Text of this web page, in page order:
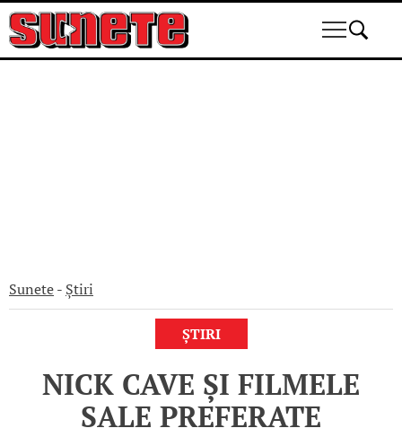
Sunete- Știri
ȘTIRI
NICK CAVE ȘI FILMELE
SALE PREFERATE